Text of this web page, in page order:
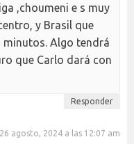
,choumeni e s muy
y Brasil que
minutos. Algo tendrá
que Carlo dará con
Responder
26 agosto, 2024 a las 12:07 am